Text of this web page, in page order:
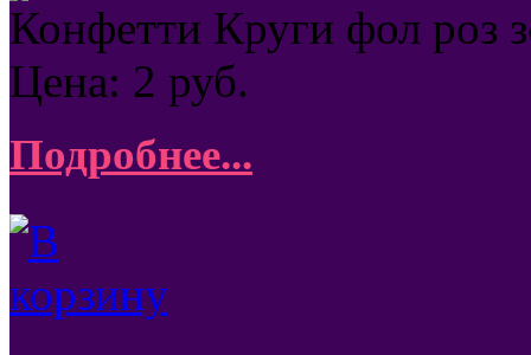
Конфетти Круги фол роз
Цена: 2 руб.
Подробнее...